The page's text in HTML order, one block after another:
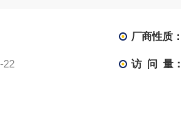
厂商性质：
22 访 问 量：